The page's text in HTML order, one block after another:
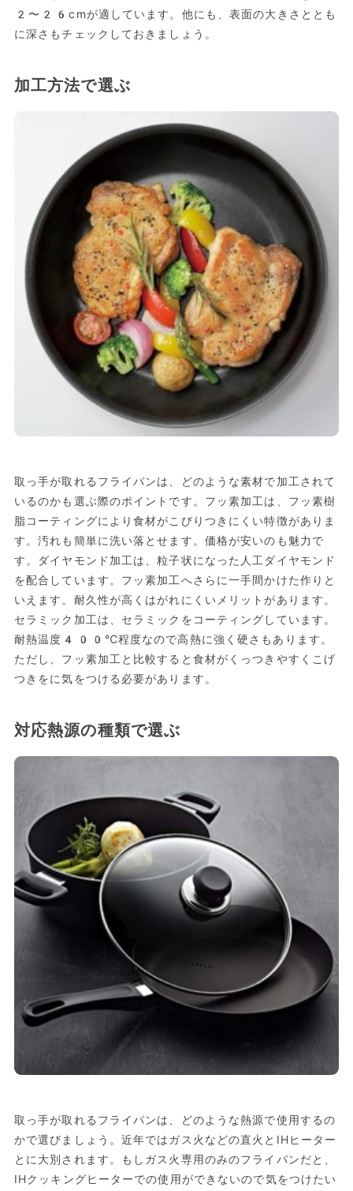
2〜26cmが適しています。他にも、表面の大きさととも
に深さもチェックしておきましょう。
加工方法で選ぶ
取っ手が取れるフライパンは、どのような素材で加工されて
いるのかも選ぶ際のポイントです。フッ素加工は、フッ素樹
脂コーティングにより食材がこびりつきにくい特徴がありま
す。汚れも簡単に洗い落とせます。価格が安いのも魅力で
す。ダイヤモンド加工は、粒子状になった人工ダイヤモンド
を配合しています。フッ素加工へさらに一手間かけた作りと
いえます。耐久性が高くはがれにくいメリットがあります。
セラミック加工は、セラミックをコーティングしています。
耐熱温度400℃程度なので高熱に強く硬さもあります。
ただし、フッ素加工と比較すると食材がくっつきやすくこげ
つきをに気をつける必要があります。
対応熱源の種類で選ぶ
取っ手が取れるフライパンは、どのような熱源で使用するの
かで選びましょう。近年ではガス火などの直火とIHヒーター
とに大別されます。もしガス火専用のみのフライパンだと、
IHクッキングヒーターでの使用ができないので気をつけたい